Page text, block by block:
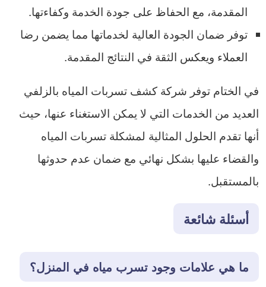
المقدمة، مع الحفاظ على جودة الخدمة وكفاءتها.
توفر ضمان الجودة العالية لخدماتها مما يضمن رضا
العملاء ويعكس الثقة في النتائج المقدمة.
في الختام توفر شركة كشف تسربات المياه بالزلفي
العديد من الخدمات التي لا يمكن الاستغناء عنها، حيث
أنها تقدم الحلول المثالية لمشكلة تسربات المياه
والقضاء عليها بشكل نهائي مع ضمان عدم حدوثها
بالمستقبل.
أسئلة شائعة
ما هي علامات وجود تسرب مياه في المنزل؟